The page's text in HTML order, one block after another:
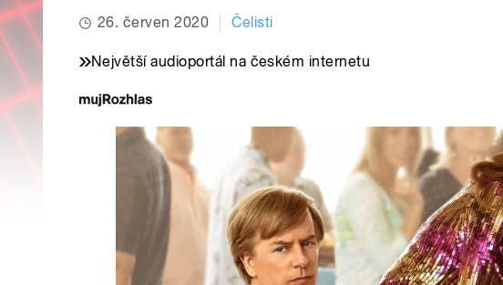
26. červen 2020 Čelisti
Největší audioportál na českém internetu